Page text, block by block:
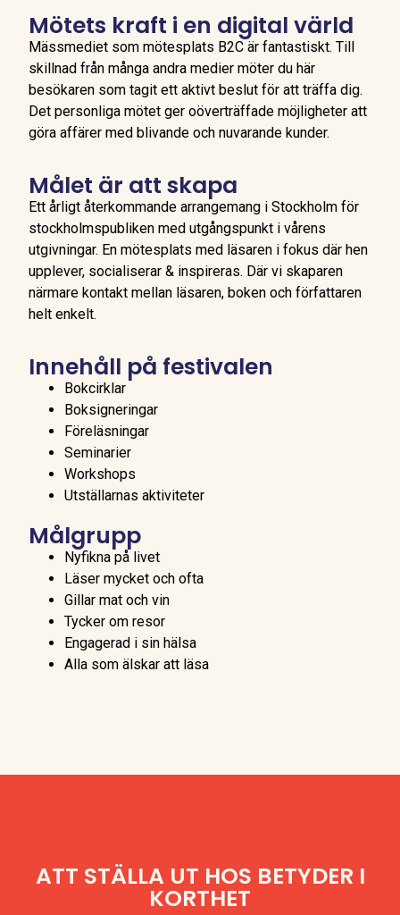
Målet är att skapa
Ett årligt återkommande arrangemang i Stockholm för
stockholmspubliken med utgångspunkt i vårens
utgivningar. En mötesplats med läsaren i fokus där hen
upplever, socialiserar & inspireras. Där vi skaparen
närmare kontakt mellan läsaren, boken och författaren
helt enkelt.
Mötets kraft i en digital värld
Mässmediet som mötesplats B2C är fantastiskt. Till
skillnad från många andra medier möter du här
besökaren som tagit ett aktivt beslut för att träffa dig.
Det personliga mötet ger oöverträffade möjligheter att
göra affärer med blivande och nuvarande kunder.
Innehåll på festivalen
Bokcirklar
Boksigneringar
Föreläsningar
Seminarier
Workshops
Utställarnas aktiviteter
Målgrupp
Nyfikna på livet
Läser mycket och ofta
Gillar mat och vin
Tycker om resor
Engagerad i sin hälsa
Alla som älskar att läsa
ATT STÄLLA UT HOS BETYDER I
KORTHET